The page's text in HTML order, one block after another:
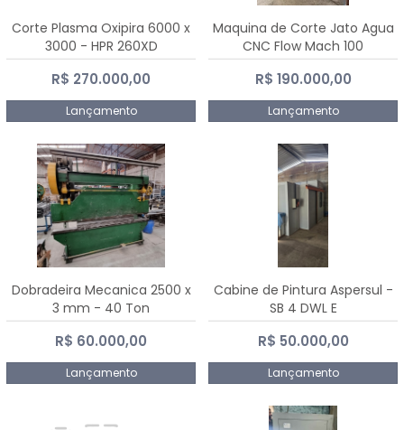
Corte Plasma Oxipira 6000 x
3000 - HPR 260XD
R$ 270.000,00
Lançamento
Maquina de Corte Jato Agua
CNC Flow Mach 100
R$ 190.000,00
Lançamento
Dobradeira Mecanica 2500 x
3 mm - 40 Ton
R$ 60.000,00
Lançamento
Cabine de Pintura Aspersul -
SB 4 DWL E
R$ 50.000,00
Lançamento